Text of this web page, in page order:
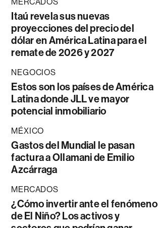
Itaú revela sus nuevas
proyecciones del precio del
dólar en América Latina para el
remate de 2026 y 2027
NEGOCIOS
Estos son los países de América
Latina donde JLL ve mayor
potencial inmobiliario
MÉXICO
Gastos del Mundial le pasan
factura a Ollamani de Emilio
Azcárraga
MERCADOS
¿Cómo invertir ante el fenómeno
de El Niño? Los activos y